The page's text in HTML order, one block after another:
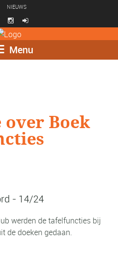
NIEUWS
Menu
Boek
- 14/24
werden de tafelfuncties bij
de doeken gedaan.